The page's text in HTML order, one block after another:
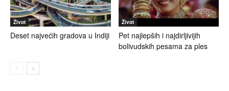
Život
Deset najvećih gradova u Indiji
Život
Pet najlepših i najdirljivijih
bolivudskih pesama za ples